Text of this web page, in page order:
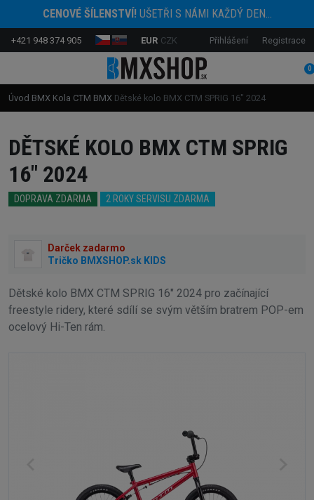
CENOVÉ ŠÍLENSTVÍ!UŠETŘI S NÁMI KAŽDÝ DEN...
+421 948 374 905 EUR CZK Přihlášení Registrace
0
Úvod BMX Kola CTM BMX Dětské kolo BMX CTM SPRIG 16" 2024
DĚTSKÉ KOLO BMX CTM SPRIG
16" 2024
DOPRAVA ZDARMA 2 ROKY SERVISU ZDARMA
Darček zadarmo
Tričko BMXSHOP.sk KIDS
Dětské kolo BMX CTM SPRIG 16" 2024 pro začínající
freestyle ridery, které sdílí se svým větším bratrem POP-em
ocelový Hi-Ten rám.